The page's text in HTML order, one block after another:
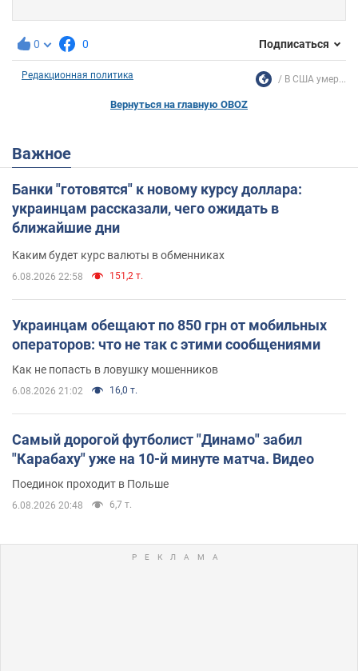
0 0 Подписаться
Редакционная политика В США умер...
Вернуться на главную OBOZ
Важное
Банки "готовятся" к новому курсу доллара:
украинцам рассказали, чего ожидать в
ближайшие дни
Каким будет курс валюты в обменниках
6.08.2026 22:58 151,2 т.
Украинцам обещают по 850 грн от мобильных
операторов: что не так с этими сообщениями
Как не попасть в ловушку мошенников
6.08.2026 21:02 16,0 т.
Самый дорогой футболист "Динамо" забил
"Карабаху" уже на 10-й минуте матча. Видео
Поединок проходит в Польше
6.08.2026 20:48 6,7 т.